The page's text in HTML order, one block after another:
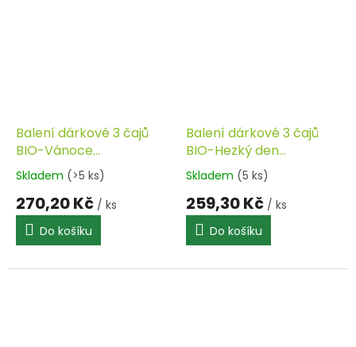
Balení dárkové 3 čajů
BIO-Vánoce
SONNENTOR
Skladem (>5 ks)
270,20 Kč / ks
Do košíku
Balení dárkové 3 čajů
BIO-Hezký den
SONNENTOR
Skladem (5 ks)
259,30 Kč / ks
Do košíku